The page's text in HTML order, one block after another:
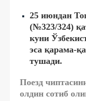
25 июндан
(№323/324)
куни
эса қарама-
тушади.
Поезд
олдин сотиб